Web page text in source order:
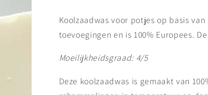
Koolzaadwas voor potjes op basis
toevoegingen en is 100% Europees.
Moeilijkheidsgraad: 4/5
Deze koolzaadwas is gemaakt van